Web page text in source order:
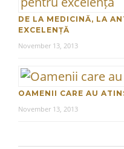
DE LA MEDICINĂ, LA
EXCELENȚĂ
November 13, 2013
OAMENII CARE AU
November 13, 2013